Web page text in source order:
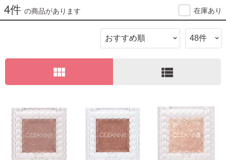
ログイン・新規会員登録
4件 の商品があります 在庫あり
view_module view_list